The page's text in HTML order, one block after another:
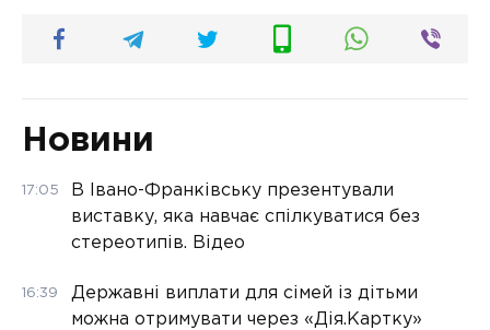
Новини
17:05
В Івано-Франківську презентували
виставку, яка навчає спілкуватися без
стереотипів. Відео
16:39
Державні виплати для сімей із дітьми
можна отримувати через «Дія.Картку»